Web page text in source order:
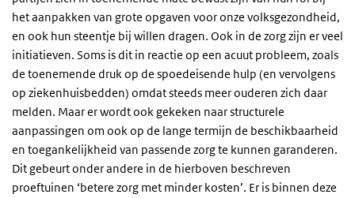
het aanpakken van grote opgaven voor onze volksgezondheid,
en ook hun steentje bij willen dragen. Ook in de zorg zijn er veel
initiatieven. Soms is dit in reactie op een acuut probleem, zoals
de toenemende druk op de spoedeisende hulp (en vervolgens
op ziekenhuisbedden) omdat steeds meer ouderen zich daar
melden. Maar er wordt ook gekeken naar structurele
aanpassingen om ook op de lange termijn de beschikbaarheid
en toegankelijkheid van passende zorg te kunnen garanderen.
Dit gebeurt onder andere in de hierboven beschreven
proeftuinen ‘betere zorg met minder kosten’. Er is binnen deze